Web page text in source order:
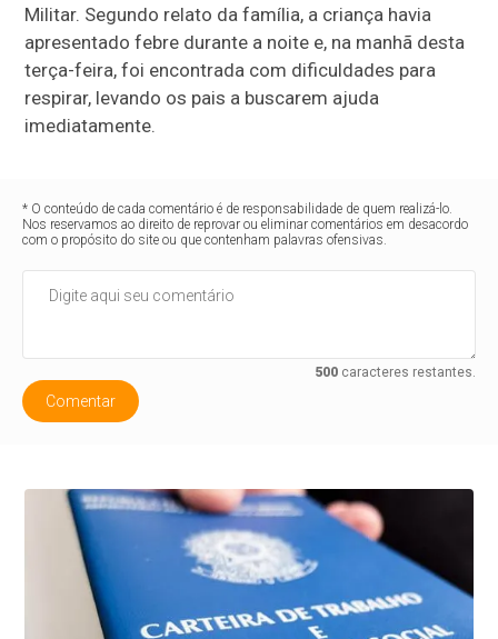
Militar. Segundo relato da família, a criança havia
apresentado febre durante a noite e, na manhã desta
terça-feira, foi encontrada com dificuldades para
respirar, levando os pais a buscarem ajuda
imediatamente.
* O conteúdo de cada comentário é de responsabilidade de quem realizá-lo.
Nos reservamos ao direito de reprovar ou eliminar comentários em desacordo
com o propósito do site ou que contenham palavras ofensivas.
500caracteres restantes.
Comentar